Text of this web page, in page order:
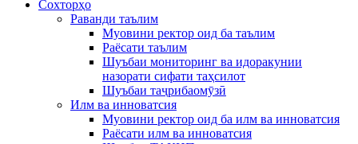
Сохторҳо
Раванди таълим
Муовини ректор оид ба таълим
Раёсати таълим
Шуъбаи мониторинг ва идоракунии
назорати сифати таҳсилот
Шуъбаи таҷрибаомӯзӣ
Илм ва инноватсия
Муовини ректор оид ба илм ва инноватсия
Раёсати илм ва инноватсия